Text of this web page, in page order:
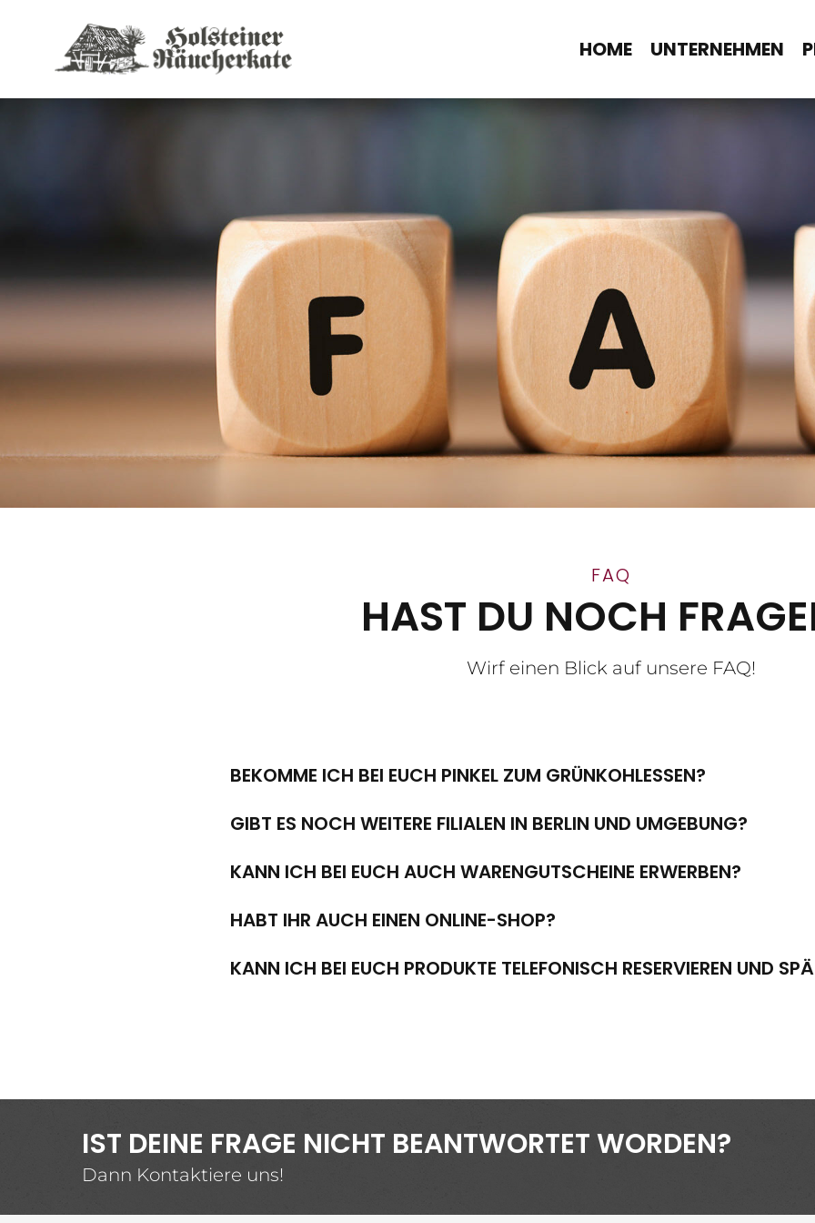
HOME UNTERNEHMEN
FAQ
HAST DU NOCH
Wirf einen Blick auf unsere FAQ!
BEKOMME ICH BEI EUCH PINKEL ZUM GRÜNKOHLESSEN?
GIBT ES NOCH WEITERE FILIALEN IN BERLIN UND UMGEBUNG?
KANN ICH BEI EUCH AUCH WARENGUTSCHEINE ERWERBEN?
HABT IHR AUCH EINEN ONLINE-SHOP?
KANN ICH BEI EUCH PRODUKTE TELEFONISCH RESERVIEREN UND
IST DEINE FRAGE NICHT BEANTWORTET WORDEN?
Dann Kontaktiere uns!